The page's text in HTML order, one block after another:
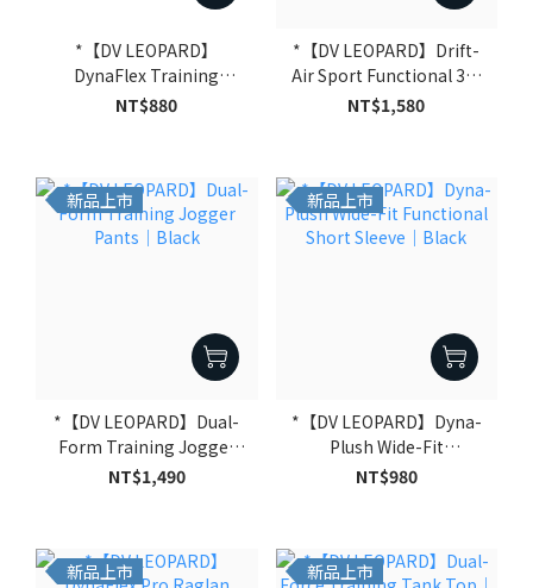
*【DV LEOPARD】
DynaFlex Training
Raglan Short Sleeve｜
NT$880
*【DV LEOPARD】Drift-
Air Sport Functional 3/4
Sleeve Hoodie｜Black
NT$1,580
新品上市
*【DV LEOPARD】Dual-
Form Training Jogger
Pants｜Black
NT$1,490
新品上市
*【DV LEOPARD】Dyna-
Plush Wide-Fit
Functional Short Sleeve
NT$980
新品上市 新品上市